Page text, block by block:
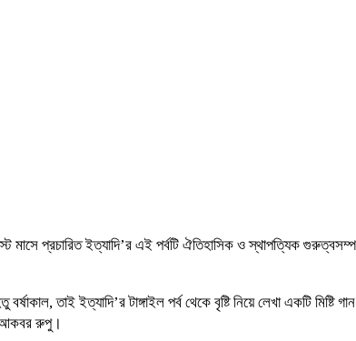
প্রচারিত ইত্যাদি’র এই পর্বটি ঐতিহাসিক ও স্থাপত্যিক
তাই ইত্যাদি’র টাঙ্গাইল পর্ব থেকে বৃষ্টি নিয়ে লেখা একটি মিষ্টি
আকবর রুপু।